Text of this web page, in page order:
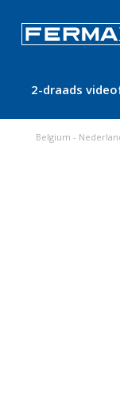
2-draads
Belgium -